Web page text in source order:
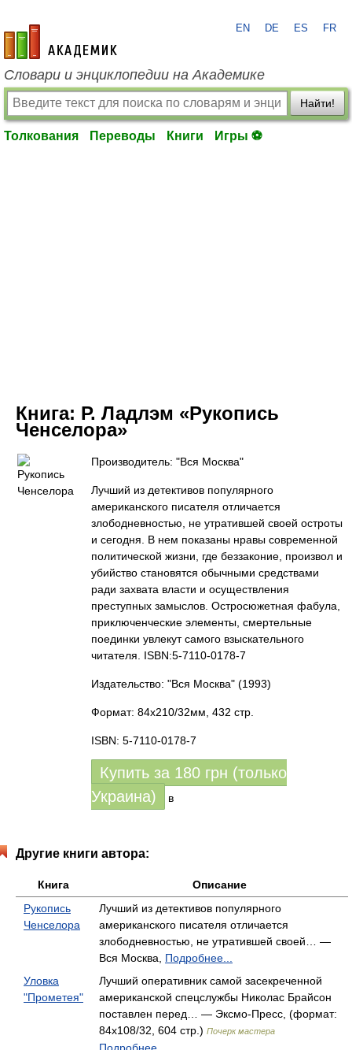
academic.ru
EN DE ES FR
Словари и энциклопедии на Академике
Найти!
Толкования Переводы Книги Игры ⚽
Книга: Р. Ладлэм «Рукопись
Ченселора»
Производитель: "Вся Москва"
Лучший из детективов популярного
американского писателя отличается
злободневностью, не утратившей своей остроты
и сегодня. В нем показаны нравы современной
политической жизни, где беззаконие, произвол и
убийство становятся обычными средствами
ради захвата власти и осуществления
преступных замыслов. Остросюжетная фабула,
приключенческие элементы, смертельные
поединки увлекут самого взыскательного
читателя. ISBN:5-7110-0178-7
Издательство: "Вся Москва" (1993)
Формат: 84x210/32мм, 432 стр.
ISBN: 5-7110-0178-7
Купить за 180 грн (только
Украина)
в
Другие книги автора:
Книга
Описание
Рукопись
Ченселора
Лучший из детективов популярного
американского писателя отличается
злободневностью, не утратившей своей… —
Вся Москва, Подробнее...
Уловка
"Прометея"
Лучший оперативник самой засекреченной
американской спецслужбы Николас Брайсон
поставлен перед… — Эксмо-Пресс, (формат:
84x108/32, 604 стр.) Почерк мастера